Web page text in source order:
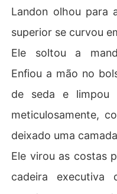
Landon olhou para
superior se curvou
Ele soltou a
Enfiou a mão no
de seda e limpou
meticulosamente,
deixado uma
Ele virou as costas
cadeira executiva